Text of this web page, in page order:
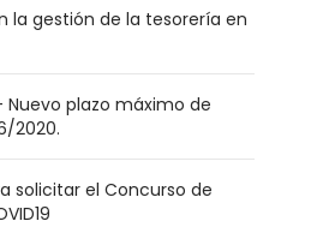
la gestión de la tesorería en
plazo máximo de
2020.
solicitar el Concurso de